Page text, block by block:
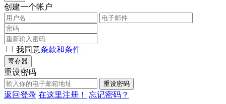
创建一个帐户
我同意条款和条件
寄存器
重设密码
重设密码
返回登录 在这里注册！ 忘记密码？